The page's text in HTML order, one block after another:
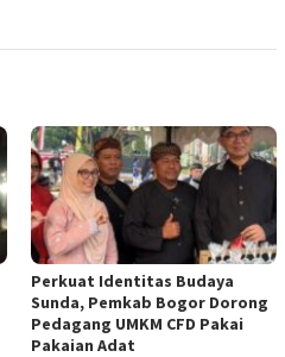
Perkuat Identitas Budaya
Sunda, Pemkab Bogor Dorong
Pedagang UMKM CFD Pakai
Pakaian Adat ‎